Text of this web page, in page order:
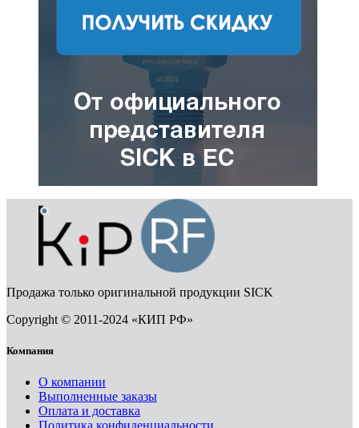
Продажа только оригинальной продукции SICK
Copyright © 2011-2024 «КИП РФ»
Компания
О компании
Выполненные заказы
Оплата и доставка